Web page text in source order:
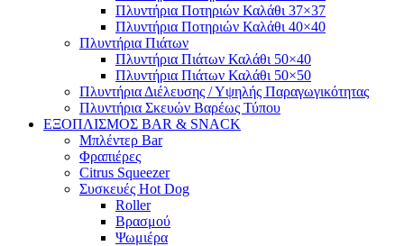
Πλυντήρια Ποτηριών Καλάθι 37×37
Πλυντήρια Ποτηριών Καλάθι 40×40
Πλυντήρια Πιάτων
Πλυντήρια Πιάτων Καλάθι 50×40
Πλυντήρια Πιάτων Καλάθι 50×50
Πλυντήρια Διέλευσης / Υψηλής Παραγωγικότητας
Πλυντήρια Σκευών Βαρέως Τύπου
ΕΞΟΠΛΙΣΜΟΣ BAR & SNACK
Μπλέντερ Bar
Φραπιέρες
Citrus Squeezer
Συσκευές Hot Dog
Roller
Βρασμού
Ψωμιέρα